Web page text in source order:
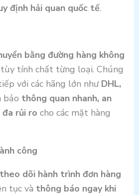
định hải quan quốc tế.
bằng đường hàng không
tính chất từng loại. Chúng
với các hãng lớn như DHL,
bảo thông quan nhanh, an
rủi ro cho các mặt hàng
công
theo dõi hành trình đơn hàng
tục và thông báo ngay khi